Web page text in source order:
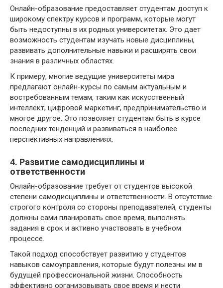
Онлайн-образование предоставляет студентам доступ к
широкому спектру курсов и программ, которые могут
быть недоступны в их родных университетах. Это дает
возможность студентам изучать новые дисциплины,
развивать дополнительные навыки и расширять свои
знания в различных областях.
К примеру, многие ведущие университеты мира
предлагают онлайн-курсы по самым актуальным и
востребованным темам, таким как искусственный
интеллект, цифровой маркетинг, предпринимательство и
многое другое. Это позволяет студентам быть в курсе
последних тенденций и развиваться в наиболее
перспективных направлениях.
4. Развитие самодисциплины и
ответственности
Онлайн-образование требует от студентов высокой
степени самодисциплины и ответственности. В отсутствие
строгого контроля со стороны преподавателей, студенты
должны сами планировать свое время, выполнять
задания в срок и активно участвовать в учебном
процессе.
Такой подход способствует развитию у студентов
навыков самоуправления, которые будут полезны им в
будущей профессиональной жизни. Способность
эффективно организовывать свое время и нести